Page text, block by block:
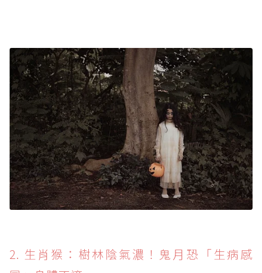
2. 生肖猴：樹林陰氣濃！鬼月恐「生病感